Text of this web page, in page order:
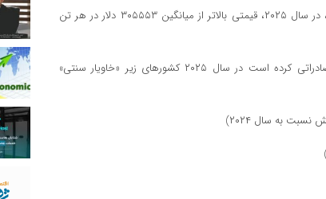
طبق این گزارش، چین، صادرکننده برتر «خاویار سنتی»، در سال ۲۰۲۵، قیمتی بالاتر از میانگین ۳۰۵۵۵۳ دلار در هر تن
درحالی که ایسلند ارزانترین خاویار را راهی بازارهای صادراتی کرده است در سال ۲۰۲۵ کشورهای زیر «خاویار سنتی»